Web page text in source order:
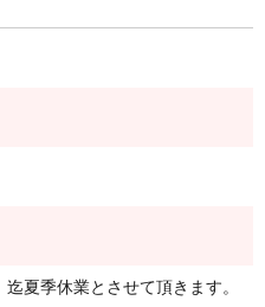
夏季休業とさせて頂きます。